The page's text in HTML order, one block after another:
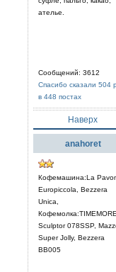
ателье.
Сообщений: 3612
Спасибо сказали 504
в 448 постах
Наверх
anahoret
Кофемашина:La
Europiccola, Bezzera
Unica,
Кофемолка:TIMEMORE
Sculptor 078SSP,
Super Jolly, Bezzera
BB005